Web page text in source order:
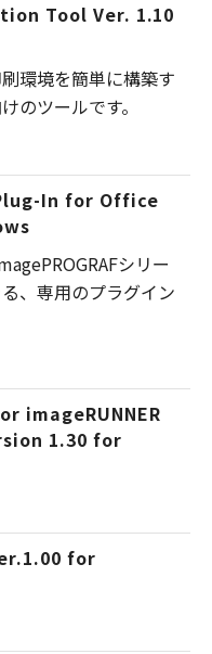
Tool Ver. 1.10
環境を簡単に構築す
のツールです。
In for Office
シリー
、専用のプラグイン
imageRUNNER
1.30 for
for